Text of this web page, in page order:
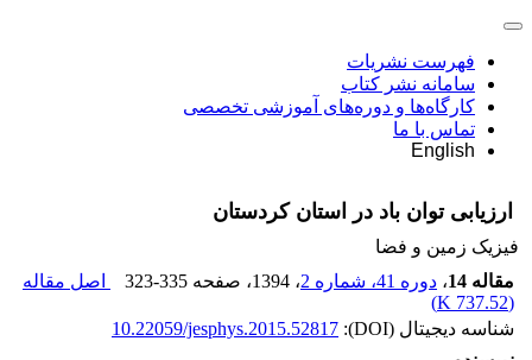
فهرست نشریات
سامانه نشر کتاب
کارگاه‌ها و دوره‌های آموزشی تخصصی
تماس با ما
English
ارزیابی توان باد در استان کردستان
فیزیک زمین و فضا
مقاله 14
، دوره 41، شماره 2 ، 1394 ، صفحه 323-335
اصل مقاله
(
737.52 K
)
شناسه دیجیتال (DOI):
10.22059/jesphys.2015.52817